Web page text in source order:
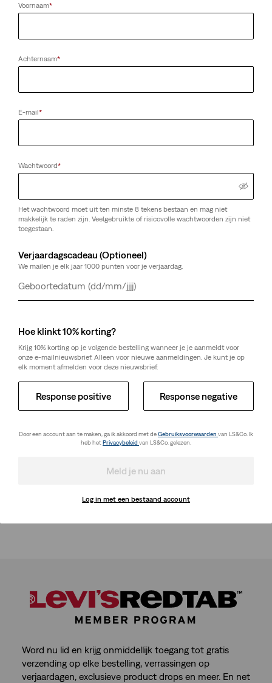
Voornaam*
Achternaam*
E-mail*
Wachtwoord*
Het wachtwoord moet uit ten minste 8 tekens bestaan en mag niet
makkelijk te raden zijn. Veelgebruikte of risicovolle wachtwoorden zijn niet
toegestaan.
Verjaardagscadeau (Optioneel)
We mailen je elk jaar 1000 punten voor je verjaardag.
Dag
Maand
Jaar
Hoe klinkt 10% korting?
Krijg 10% korting op je volgende bestelling wanneer je je aanmeldt voor
onze e-mailnieuwsbrief. Alleen voor nieuwe aanmeldingen. Je kunt je op
elk moment afmelden voor deze nieuwsbrief.
Response positive Response negative
Door een account aan te maken, ga ik akkoord met deGebruiksvoorwaarden van LS&Co. Ik
heb hetPrivacybeleid van LS&Co. gelezen.
Meld je nu aan
Log in met een bestaand account
Word nu lid en krijg onmiddellijk toegang tot gratis
verzending op elke bestelling, verrassingen op
verjaardagen, exclusieve product drops en meer. En net